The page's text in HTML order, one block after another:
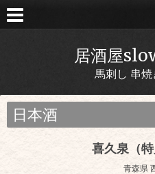
居酒屋
馬刺し 串
日本酒
喜久泉（特
青森県